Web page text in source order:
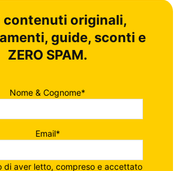
contenuti originali,
guide, sconti e
ZERO SPAM.
Nome & Cognome*
Email*
di aver letto, compreso e accettato